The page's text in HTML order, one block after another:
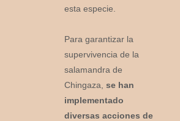
esta especie.
Para garantizar la
supervivencia de la
salamandra de
Chingaza,se han
implementado
diversas acciones de